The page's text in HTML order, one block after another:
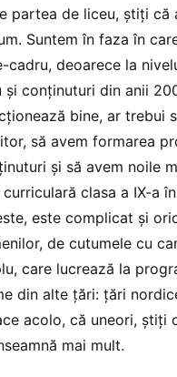
partea de liceu, știți
Suntem în faza în
deoarece la
și conținuturi din anii
bine, ar trebui
să avem formarea
și să avem noile
clasa a IX-a
este complicat și
de cutumele cu
care lucrează la
din alte țări: țări
acolo, că uneori, știți
mai mult.